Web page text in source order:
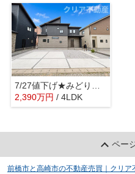
7/27値下げ★みどり市大間々2期2号棟 駅徒歩3分、並列3台！
2,390万円 / 4LDK
ペー
前橋市と高崎市の不動産売買｜クリア